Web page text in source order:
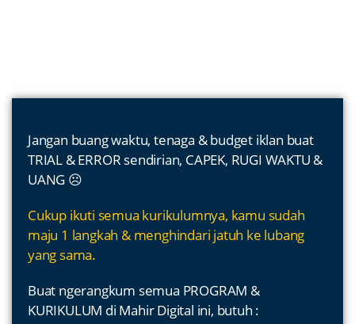
Jangan buang waktu, tenaga & budget iklan buat
TRIAL & ERROR sendirian, CAPEK, RUGI WAKTU &
UANG ☹️
Cukup ikuti semua kurikulumnya, kamu sudah
maju 1 langkah & menghindari jatuh ke lubang
yang sama.
Buat ngerangkum semua PROGRAM &
KURIKULUM di Mahir Digital ini, butuh :